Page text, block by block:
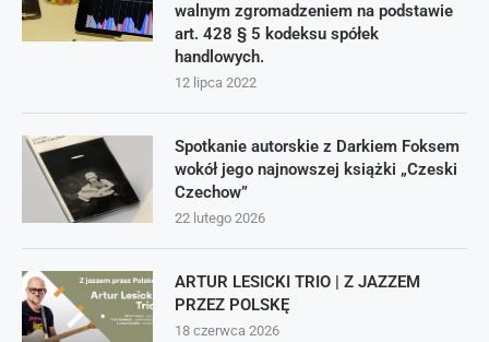
walnym zgromadzeniem na podstawie
art. 428 § 5 kodeksu spółek
handlowych.
12 lipca 2022
Spotkanie autorskie z Darkiem Foksem
wokół jego najnowszej książki „Czeski
Czechow”
22 lutego 2026
ARTUR LESICKI TRIO | Z JAZZEM
PRZEZ POLSKĘ
18 czerwca 2026